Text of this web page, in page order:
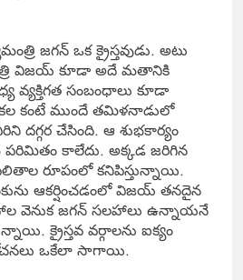
జగన్ ఒక క్రైస్తవుడు. అటు
విజయ్ కూడా అదే మతానికి
వ్యక్తిగత సంబంధాలు కూడా
కంటే ముందే తమిళనాడులో
దగ్గర చేసింది. ఆ శుభకార్యం
పరిమితం కాలేదు. అక్కడ జరిగిన
రూపంలో కనిపిస్తున్నాయి.
ఆకర్షించడంలో విజయ్ తనదైన
వెనుక జగన్ సలహాలు ఉన్నాయనే
క్రైస్తవ వర్గాలను ఐక్యం
ఒకేలా సాగాయి.